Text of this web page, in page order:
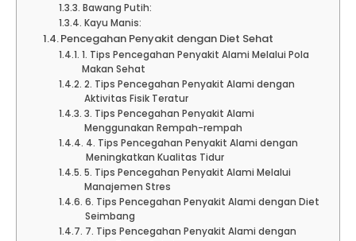
Bawang Putih:
Kayu Manis:
Pencegahan Penyakit dengan Diet Sehat
1. Tips Pencegahan Penyakit Alami Melalui Pola
Makan Sehat
2. Tips Pencegahan Penyakit Alami dengan
Aktivitas Fisik Teratur
3. Tips Pencegahan Penyakit Alami
Menggunakan Rempah-rempah
4. Tips Pencegahan Penyakit Alami dengan
Meningkatkan Kualitas Tidur
5. Tips Pencegahan Penyakit Alami Melalui
Manajemen Stres
6. Tips Pencegahan Penyakit Alami dengan Diet
Seimbang
7. Tips Pencegahan Penyakit Alami dengan